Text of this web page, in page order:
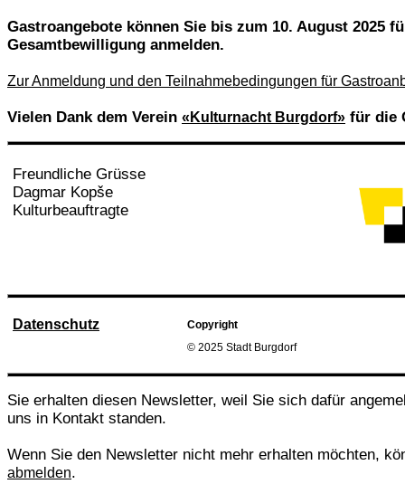
Gastroangebote können Sie bis zum 10. August 2025
Gesamtbewilligung anmelden.
Zur Anmeldung und den Teilnahmebedingungen für
Vielen Dank dem Verein «Kulturnacht Burgdorf» für die
Freundliche Grüsse
Dagmar Kopše
Kulturbeauftragte
Datenschutz
Copyright
© 2025 Stadt Burgdorf
Sie erhalten diesen Newsletter, weil Sie sich dafür
uns in Kontakt standen.
Wenn Sie den Newsletter nicht mehr erhalten möchten,
abmelden.